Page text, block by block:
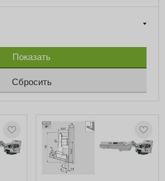
Показать
Сбросить